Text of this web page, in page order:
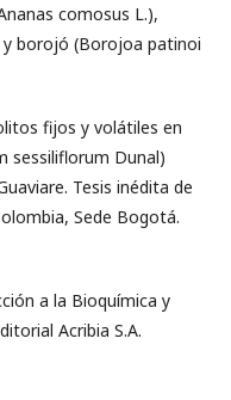
comosus L.),
y borojó (Borojoa patinoi
fijos y volátiles en
sessiliflorum Dunal)
Tesis inédita de
Sede Bogotá.
a la Bioquímica y
Acribia S.A.